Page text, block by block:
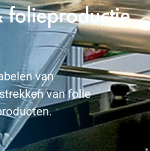
KENNIS EN EXPERTISE
INNOVATIE EN
DUURZAAMHEID
WERKEN BIJ KOTI-NABO
BEURSOVERZICHT
NIEUWS
folieproductie
van
van folie